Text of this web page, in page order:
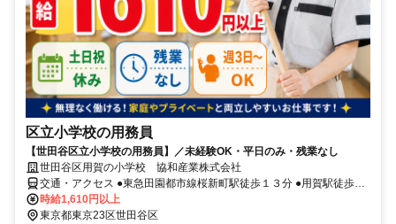
区立小学校の用務員
【世田谷区立小学校の用務員】／未経験OK・平日のみ・残業なし
世田谷区用賀の小学校 協和産業株式会社
交通・アクセス ●東急田園都市線桜新町駅徒歩１３分 ●用賀駅徒歩１
３分 ●「神学院前」バス停より徒歩５分 ●「深沢中学入口」バス停よ
り徒歩８分
時給1,610円以上
東京都東京23区世田谷区